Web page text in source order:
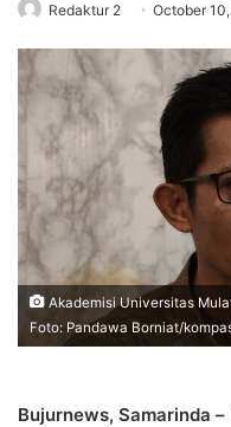
Redaktur 2 October
Akademisi Universitas
Foto: Pandawa Borniat/
Bujurnews, Samarinda –